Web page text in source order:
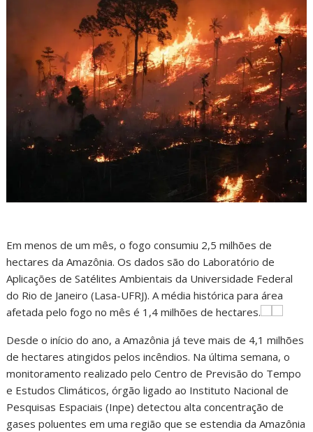
Em menos de um mês, o fogo consumiu 2,5 milhões de
hectares da Amazônia. Os dados são do Laboratório de
Aplicações de Satélites Ambientais da Universidade Federal
do Rio de Janeiro (Lasa-UFRJ). A média histórica para área
afetada pelo fogo no mês é 1,4 milhões de hectares.
Desde o início do ano, a Amazônia já teve mais de 4,1 milhões
de hectares atingidos pelos incêndios. Na última semana, o
monitoramento realizado pelo Centro de Previsão do Tempo
e Estudos Climáticos, órgão ligado ao Instituto Nacional de
Pesquisas Espaciais (Inpe) detectou alta concentração de
gases poluentes em uma região que se estendia da Amazônia